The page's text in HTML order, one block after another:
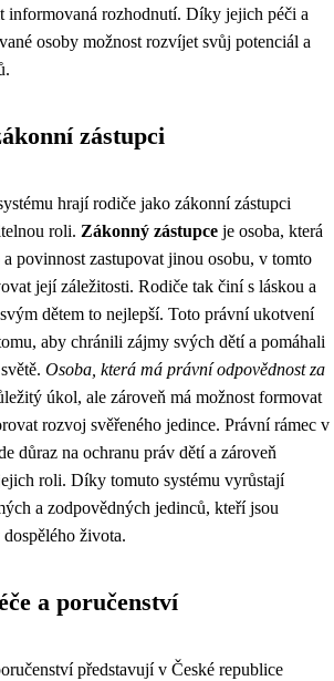
informovaná rozhodnutí. Díky jejich péči a
osoby možnost rozvíjet svůj potenciál a
zástupci
hrají rodiče jako zákonní zástupci
roli. Zákonný zástupce je osoba, která
a povinnost zastupovat jinou osobu, v tomto
její záležitosti. Rodiče tak činí s láskou a
dětem to nejlepší. Toto právní ukotvení
aby chránili zájmy svých dětí a pomáhali
Osoba, která má právní odpovědnost za
úkol, ale zároveň má možnost formovat
rozvoj svěřeného jedince. Právní rámec v
důraz na ochranu práv dětí a zároveň
roli. Díky tomuto systému vyrůstají
a zodpovědných jedinců, kteří jsou
života.
a poručenství
představují v České republice